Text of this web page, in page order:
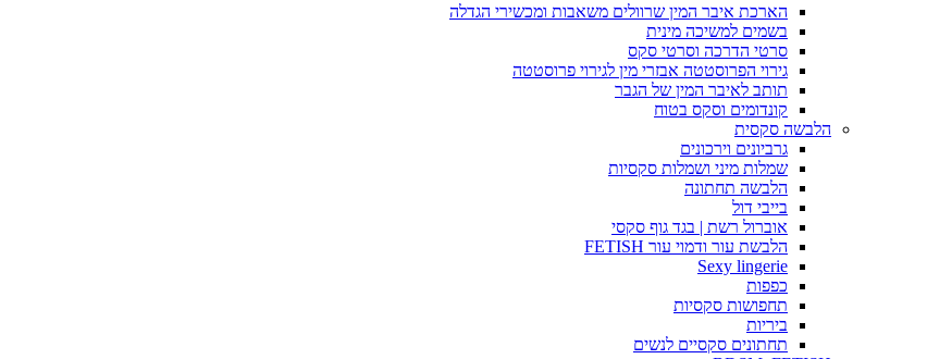
הארכת איבר המין שרוולים משאבות ומכשירי הגדלה
בשמים למשיכה מינית
סרטי הדרכה וסרטי סקס
גירוי הפרוסטטה אבזרי מין לגירוי פרוסטטה
תותב לאיבר המין של הגבר
קונדומים וסקס בטוח
הלבשה סקסית
גרביונים וירכונים
שמלות מיני ושמלות סקסיות
הלבשה תחתונה
בייבי דול
אוברול רשת | בגד גוף סקסי
הלבשת עור ודמוי עור FETISH
Sexy lingerie
כפפות
תחפושות סקסיות
ביריות
תחתונים סקסיים לנשים